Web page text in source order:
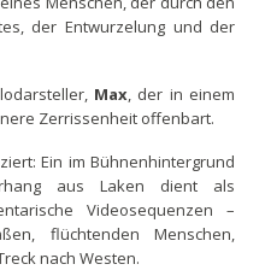
der Entwurzelung und der
Max, der in einem
Zerrissenheit offenbart.
Ein im Bühnenhintergrund
aus Laken dient als
Videosequenzen –
flüchtenden Menschen,
nach Westen.